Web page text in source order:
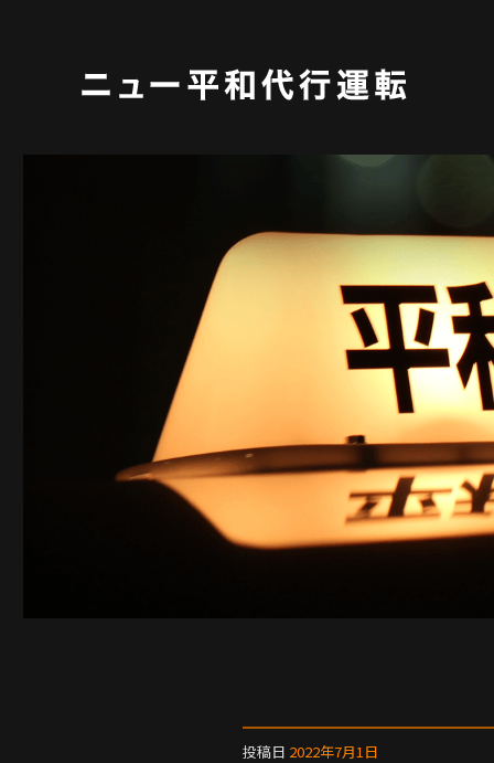
投稿日 2022年7月1日